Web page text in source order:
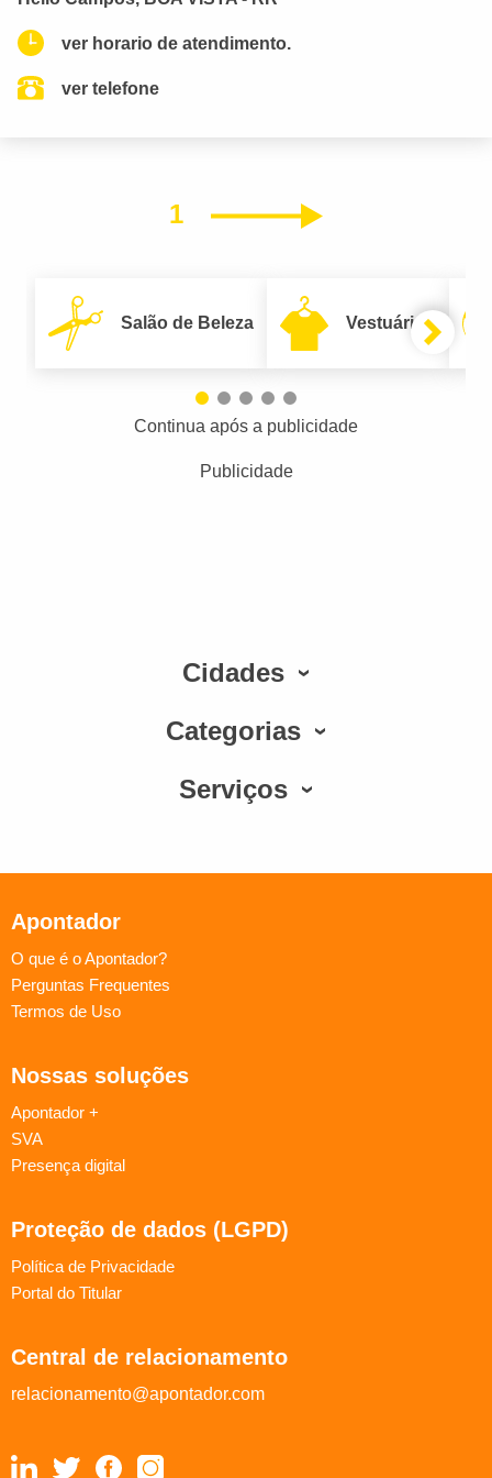
ver horario de atendimento.
ver telefone
1 Próximo
Salão de Beleza Vestuário
Continua após a publicidade
Publicidade
Cidades
Categorias
Serviços
Apontador
O que é o Apontador?
Perguntas Frequentes
Termos de Uso
Nossas soluções
Apontador +
SVA
Presença digital
Proteção de dados (LGPD)
Política de Privacidade
Portal do Titular
Central de relacionamento
relacionamento@apontador.com